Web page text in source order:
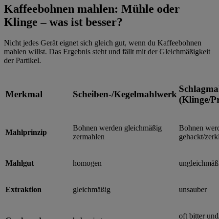
Kaffeebohnen mahlen: Mühle oder
Klinge – was ist besser?
Nicht jedes Gerät eignet sich gleich gut, wenn du Kaffeebohnen
mahlen willst. Das Ergebnis steht und fällt mit der Gleichmäßigkeit
der Partikel.
Merkmal Scheiben-/Kegelmahlwerk
(Klinge/
Mahlprinzip
Bohnen werden gleichmäßig
zermahlen
Bohnen
gehackt/
Mahlgut homogen
Extraktion gleichmäßig unsauber
oft bitter